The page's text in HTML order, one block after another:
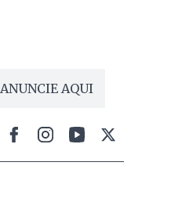
ANUNCIE AQUI